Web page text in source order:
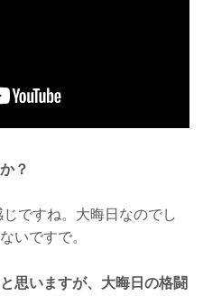
？
ですね。大晦日なのでし
いですで。
思いますが、大晦日の格闘